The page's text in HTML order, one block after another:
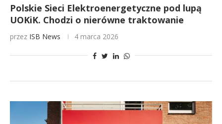
Polskie Sieci Elektroenergetyczne pod lupą
UOKiK. Chodzi o nierówne traktowanie
przez ISB News 4 marca 2026